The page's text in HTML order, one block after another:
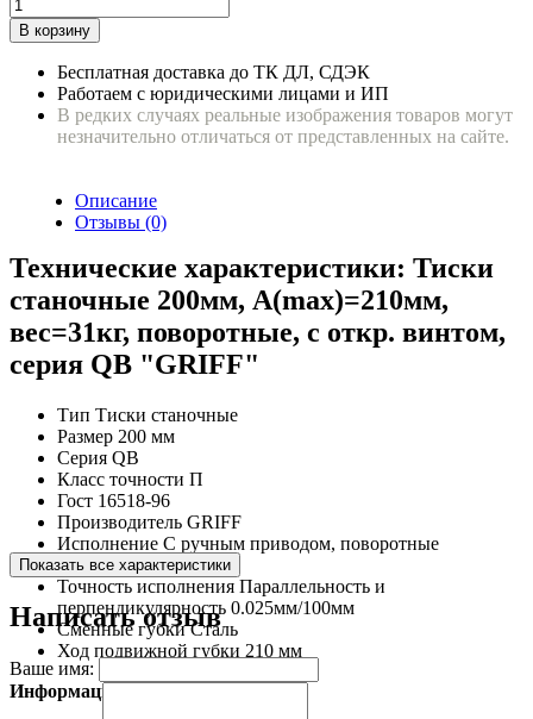
В корзину
Бесплатная доставка до ТК ДЛ, СДЭК
Работаем с юридическими лицами и ИП
В редких случаях реальные изображения товаров могут
незначительно отличаться от представленных на сайте.
Описание
Отзывы (0)
Технические характеристики: Тиски
станочные 200мм, A(max)=210мм,
вес=31кг, поворотные, с откр. винтом,
серия QB "GRIFF"
Тип Тиски станочные
Размер 200 мм
Серия QB
Класс точности П
Гост 16518-96
Производитель GRIFF
Исполнение С ручным приводом, поворотные
Ширина губок 200 мм
Точность исполнения Параллельность и
перпендикулярность 0.025мм/100мм
Сменные губки Сталь
Ход подвижной губки 210 мм
Информация об упаковке:
Показать все характеристики
Написать отзыв
Ваше имя: